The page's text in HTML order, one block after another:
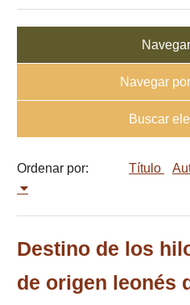
Navegar
Buscar
Ordenar por: Título
Destino de los
de origen leonés